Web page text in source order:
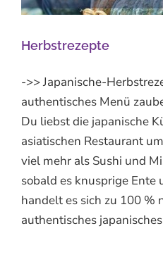
Herbstrezepte
->> Japanische-
authentisches Menü
Du liebst die japanische
asiatischen Restaurant
viel mehr als Sushi und
sobald es knusprige
handelt es sich zu 100 %
authentisches